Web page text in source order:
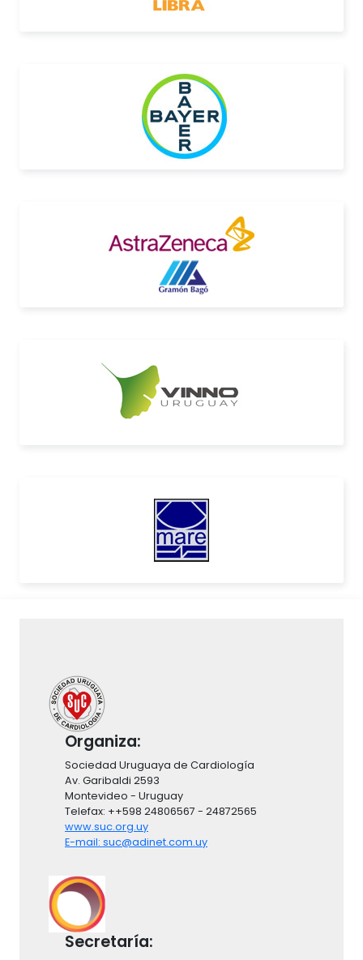
Organiza:
Sociedad Uruguaya de Cardiología
Av. Garibaldi 2593
Montevideo - Uruguay
Telefax: ++598 24806567 - 24872565
www.suc.org.uy
E-mail: suc@adinet.com.uy
Secretaría: